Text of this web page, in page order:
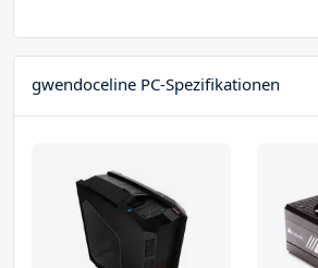
gwendoceline PC-Spezifikationen